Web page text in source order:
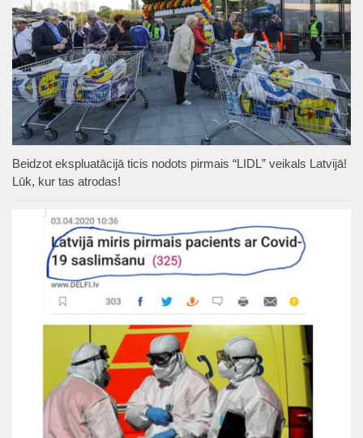
Beidzot ekspluatācijā ticis nodots pirmais “LIDL” veikals Latvijā!
Lūk, kur tas atrodas!